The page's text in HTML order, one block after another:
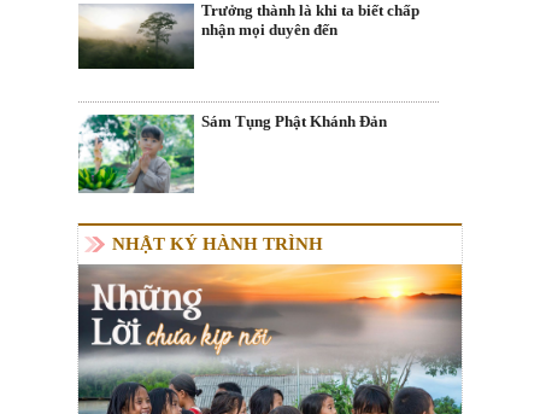
Trưởng thành là khi ta biết chấp
nhận mọi duyên đến
Sám Tụng Phật Khánh Đản
NHẬT KÝ HÀNH TRÌNH